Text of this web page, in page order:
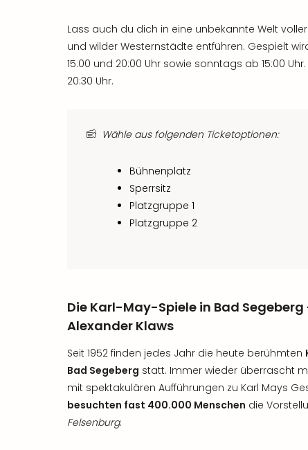
Lass auch du dich in eine unbekannte Welt
und wilder Westernstädte entführen. Gespielt
15:00 und 20:00 Uhr sowie sonntags ab 15:00
20:30 Uhr.
Wähle aus folgenden Ticketoptionen:
Bühnenplatz
Sperrsitz
Platzgruppe 1
Platzgruppe 2
Die Karl-May-Spiele in Bad
Alexander Klaws
Seit 1952 finden jedes Jahr die heute berühmten
Bad Segeberg statt. Immer wieder überrascht
mit spektakulären Aufführungen zu Karl Mays
besuchten fast 400.000 Menschen die
Felsenburg.